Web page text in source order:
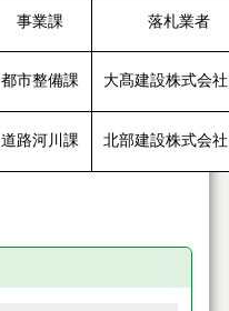
事業課 落札業者
都市整備課 大髙建設株式会社
道路河川課 北部建設株式会社